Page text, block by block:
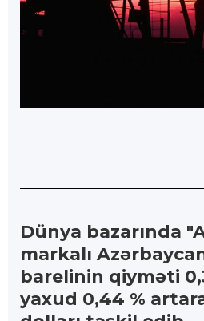
Dünya bazarında
markalı
barelinin qiyməti
yaxud 0,44 %